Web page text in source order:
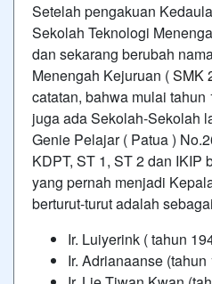
Setelah pengakuan
Sekolah Teknologi
dan sekarang berubah
Menengah Kejuruan (SMK
catatan, bahwa mulai
juga ada Sekolah-Sekolah
Genie Pelajar ( Patua )
KDPT, ST 1, ST 2 dan IKIP
yang pernah menjadi
berturut-turut adalah
Ir. Luiyerink ( tahun
Ir. Adrianaanse